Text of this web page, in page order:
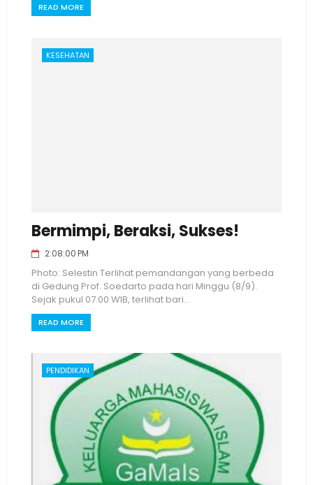
READ MORE
KESEHATAN
Bermimpi, Beraksi, Sukses!
2:08:00 PM
Photo: Selestin Terlihat pemandangan yang berbeda
di Gedung Prof. Soedarto pada hari Minggu (8/9).
Sejak pukul 07.00 WIB, terlihat bari...
READ MORE
PENDIDIKAN